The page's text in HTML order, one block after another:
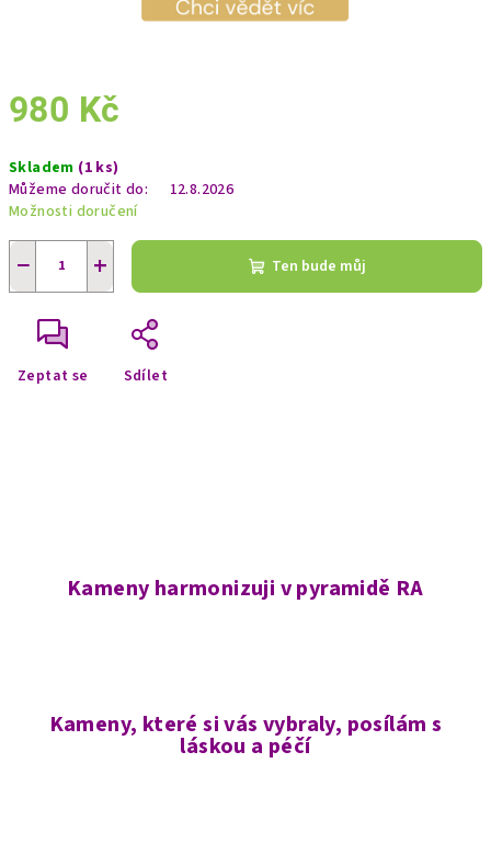
980 Kč
cena:
Skladem (1 ks)
Můžeme doručit do:
12.8.2026
Možnosti doručení
+
− Ten bude můj
Zeptat se Sdílet
Kameny harmonizuji v pyramidě RA
Kameny, které si vás vybraly, posílám s
láskou a péčí